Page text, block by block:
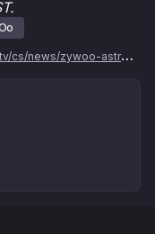
zywoo-astralis-have-the-best-era